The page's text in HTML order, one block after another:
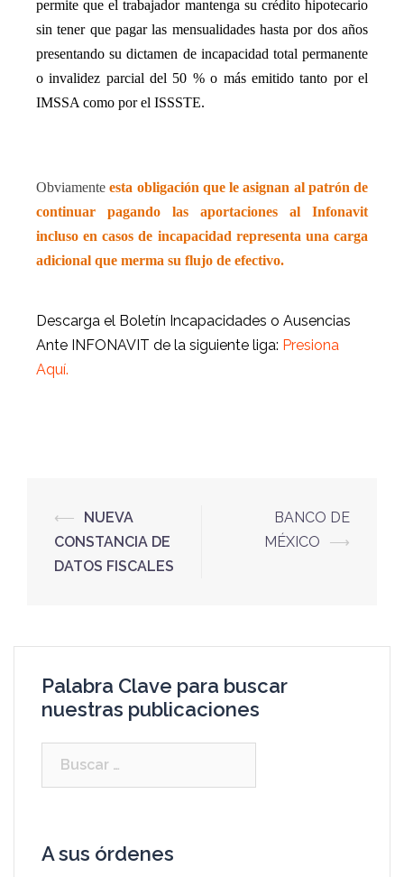
permite que el trabajador mantenga su crédito hipotecario
sin tener que pagar las mensualidades hasta por dos años
presentando su dictamen de incapacidad total permanente
o invalidez parcial del 50 % o más emitido tanto por el
IMSSA como por el ISSSTE.
Obviamenteesta obligación que le asignan al patrón de
continuar pagando las aportaciones al Infonavit
incluso en casos de incapacidad representa una carga
adicional que merma su flujo de efectivo.
Descarga el Boletín Incapacidades o Ausencias
Ante INFONAVIT de la siguiente liga: Presiona
Aquí.
⟵
NUEVA
CONSTANCIA DE
DATOS FISCALES
BANCO DE
MÉXICO
⟶
Palabra Clave para buscar
nuestras publicaciones
A sus órdenes